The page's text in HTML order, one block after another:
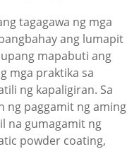
tagagawa ng mga
ang lumapit
mapabuti ang
mga praktika sa
ng kapaligiran. Sa
ng paggamit ng aming
na gumagamit ng
powder coating,